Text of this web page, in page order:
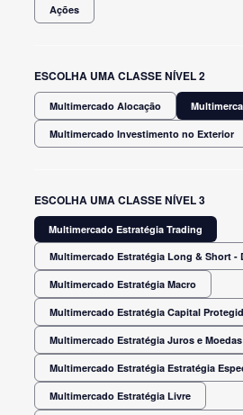
Ações
ESCOLHA UMA CLASSE NÍVEL 2
Multimercado Alocação
Multimercado Investimento no Exterior
ESCOLHA UMA CLASSE NÍVEL 3
Multimercado Estratégia Trading
Multimercado Estratégia Long & Short -
Multimercado Estratégia Macro
Multimercado Estratégia Capital
Multimercado Estratégia Juros e Moedas
Multimercado Estratégia Estratégia
Multimercado Estratégia Livre